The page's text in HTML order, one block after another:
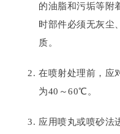
的油脂和污垢等附
时部件必须无灰尘
质。
在喷射处理前，应
为40～60℃。
应用喷丸或喷砂法